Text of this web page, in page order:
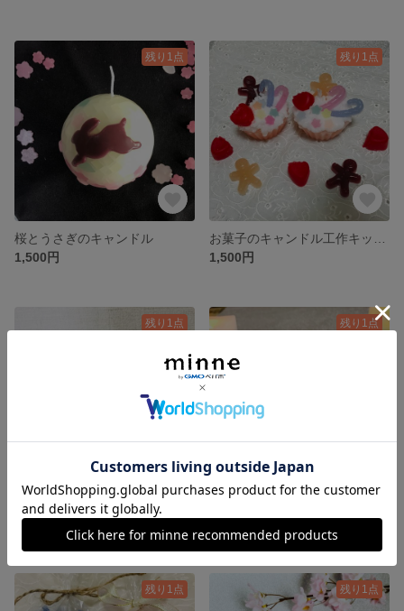
残り1点
桜とうさぎのキャンドル
1,500円
残り1点
1,500円
残り1点
1,500円
残り1点
残り1点 残り1点